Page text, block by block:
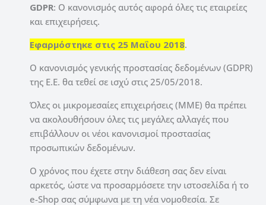
GDPR: Ο κανονισμός αυτός αφορά όλες τις εταιρείες
και επιχειρήσεις.
Εφαρμόστηκε στις 25 Μαΐου 2018.
Ο κανονισμός γενικής προστασίας δεδομένων (GDPR)
της Ε.Ε. θα τεθεί σε ισχύ στις 25/05/2018.
Όλες οι μικρομεσαίες επιχειρήσεις (ΜΜΕ) θα πρέπει
να ακολουθήσουν όλες τις μεγάλες αλλαγές που
επιβάλλουν οι νέοι κανονισμοί προστασίας
προσωπικών δεδομένων.
Ο χρόνος που έχετε στην διάθεση σας δεν είναι
αρκετός, ώστε να προσαρμόσετε την ιστοσελίδα ή το
e-Shop σας σύμφωνα με τη νέα νομοθεσία. Σε